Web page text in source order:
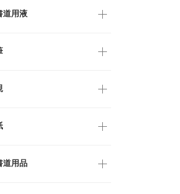
道用液
道用品